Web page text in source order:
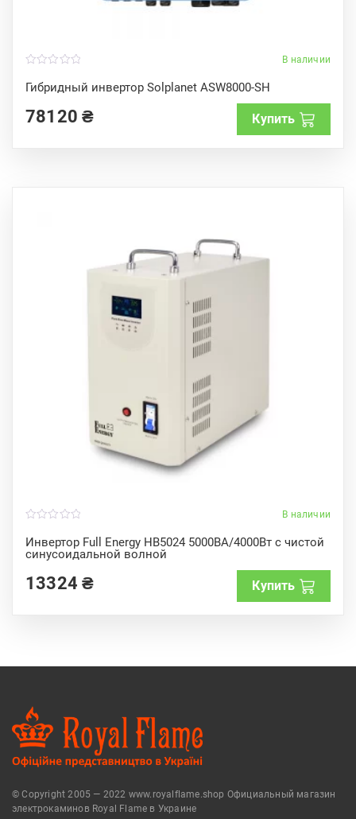
В наличии
Гибридный инвертор Solplanet ASW8000-SH
o
u
o
f
78120₴ Купить
В наличии
Инвертор Full Energy HB5024 5000ВА/4000Вт с чистой
синусоидальной волной
o
u
t
f13324₴ Купить
© Copyright 2005 — 2022 www.royalflame.shop Официальный магазин
электрокаминов Royal Flame в Украине